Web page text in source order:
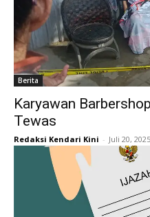
Berita
Karyawan
Tewas
Redaksi Kendari Kini - Juli 20, 2025